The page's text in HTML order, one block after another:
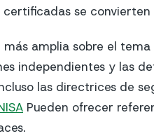
se
más amplia sobre el
independientes y las
las directrices de
Pueden ofrecer